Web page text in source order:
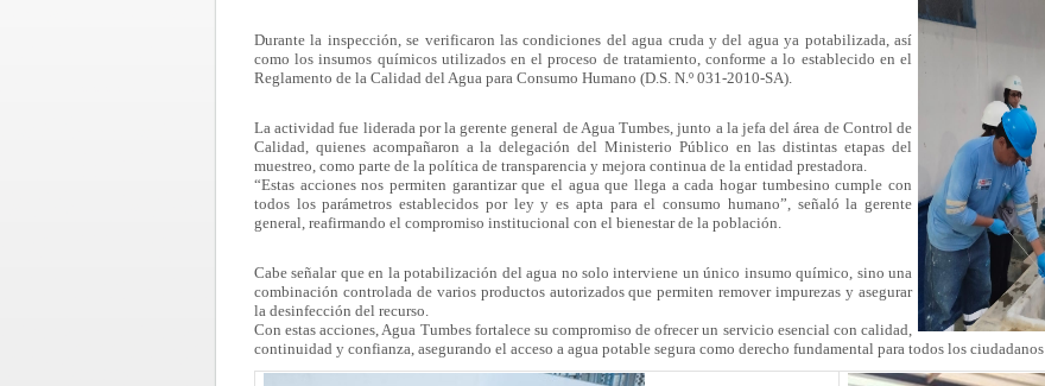
Durante la inspección, se verificaron las condiciones del agua cruda y del agua ya potabilizada, así
como los insumos químicos utilizados en el proceso de tratamiento, conforme a lo establecido en el
Reglamento de la Calidad del Agua para Consumo Humano (D.S. N.º 031-2010-SA).
La actividad fue liderada por la gerente general de Agua Tumbes, junto a la jefa del área de Control de
Calidad, quienes acompañaron a la delegación del Ministerio Público en las distintas etapas del
muestreo, como parte de la política de transparencia y mejora continua de la entidad prestadora.
“Estas acciones nos permiten garantizar que el agua que llega a cada hogar tumbesino cumple con
todos los parámetros establecidos por ley y es apta para el consumo humano”, señaló la gerente
general, reafirmando el compromiso institucional con el bienestar de la población.
Cabe señalar que en la potabilización del agua no solo interviene un único insumo químico, sino una
combinación controlada de varios productos autorizados que permiten remover impurezas y asegurar
la desinfección del recurso.
Con estas acciones, Agua Tumbes fortalece su compromiso de ofrecer un servicio esencial con calidad,
continuidad y confianza, asegurando el acceso a agua potable segura como derecho fundamental para todos los ciudadanos